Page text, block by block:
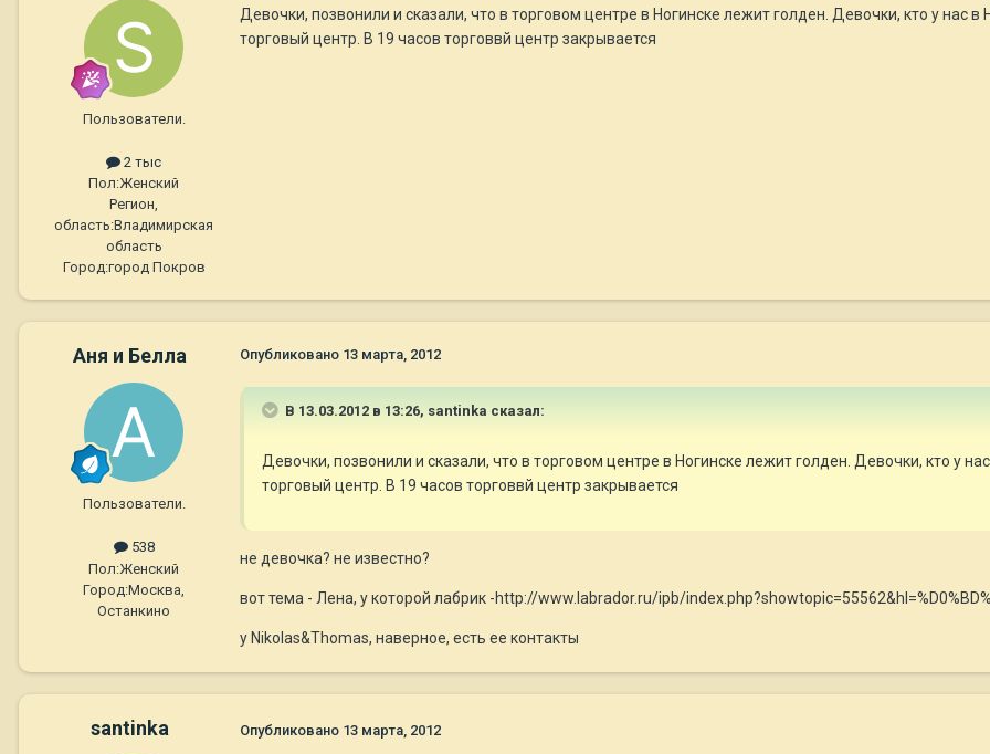
Пользователи.
2 тыс
Пол:Женский
Регион,
область:Владимирская
область
Город:город Покров
Девочки, позвонили и сказали, что в торговом центре в Ногинске лежит голден. Девочки, кто у нас
торговый центр. В 19 часов торговвй центр закрывается
Аня и Белла
Пользователи.
538
Пол:Женский
Город:Москва,
Останкино
Опубликовано 13 марта, 2012
В 13.03.2012 в 13:26, santinka сказал:
Девочки, позвонили и сказали, что в торговом центре в Ногинске лежит голден. Девочки, кто у
торговый центр. В 19 часов торговвй центр закрывается
не девочка? не известно?
вот тема - Лена, у которой лабрик -http://www.labrador.ru/ipb/
у Nikolas&Thomas, наверное, есть ее контакты
santinka Опубликовано 13 марта, 2012